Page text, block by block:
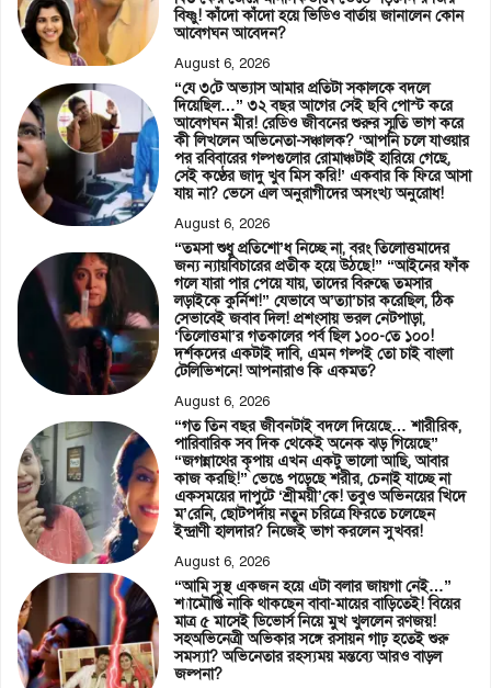
বিষ্ণু! কাঁদো কাঁদো হয়ে ভিডিও বার্তায় জানালেন কোন
আবেগঘন আবেদন?
August 6, 2026
“যে ৩টে অভ্যাস আমার প্রতিটা সকালকে বদলে
দিয়েছিল…” ৩২ বছর আগের সেই ছবি পোস্ট করে
আবেগঘন মীর! রেডিও জীবনের শুরুর স্মৃতি ভাগ করে
কী লিখলেন অভিনেতা-সঞ্চালক? ‘আপনি চলে যাওয়ার
পর রবিবারের গল্পগুলোর রোমাঞ্চটাই হারিয়ে গেছে,
সেই কণ্ঠের জাদু খুব মিস করি!’ একবার কি ফিরে আসা
যায় না? ভেসে এল অনুরাগীদের অসংখ্য অনুরোধ!
August 6, 2026
“তমসা শুধু প্রতিশো’ধ নিচ্ছে না, বরং তিলোত্তমাদের
জন্য ন্যায়বিচারের প্রতীক হয়ে উঠছে!” “আইনের ফাঁক
গলে যারা পার পেয়ে যায়, তাদের বিরুদ্ধে তমসার
লড়াইকে কুর্নিশ!” যেভাবে অ’ত্যা’চার করেছিল, ঠিক
সেভাবেই জবাব দিল! প্রশংসায় ভরল নেটপাড়া,
‘তিলোত্তমা’র গতকালের পর্ব ছিল ১০০-তে ১০০!
দর্শকদের একটাই দাবি, এমন গল্পই তো চাই বাংলা
টেলিভিশনে! আপনারাও কি একমত?
August 6, 2026
“গত তিন বছর জীবনটাই বদলে দিয়েছে… শারীরিক,
পারিবারিক সব দিক থেকেই অনেক ঝড় গিয়েছে”
“জগন্নাথের কৃপায় এখন একটু ভালো আছি, আবার
কাজ করছি!” ভেঙে পড়েছে শরীর, চেনাই যাচ্ছে না
একসময়ের দাপুটে ‘শ্রীময়ী’কে! তবুও অভিনয়ের খিদে
ম’রেনি, ছোটপর্দায় নতুন চরিত্রে ফিরতে চলেছেন
ইন্দ্রাণী হালদার? নিজেই ভাগ করলেন সুখবর!
August 6, 2026
“আমি সুস্থ একজন হয়ে এটা বলার জায়গা নেই…”
শ্যামৌপ্তি নাকি থাকছেন বাবা-মায়ের বাড়িতেই! বিয়ের
মাত্র ৫ মাসেই ডিভোর্স নিয়ে মুখ খুললেন রণজয়!
সহঅভিনেত্রী অভিকার সঙ্গে রসায়ন গাঢ় হতেই শুরু
সমস্যা? অভিনেতার রহস্যময় মন্তব্যে আরও বাড়ল
জল্পনা?